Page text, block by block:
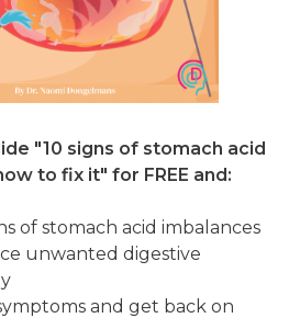
"10 signs of stomach acid
to fix it" for FREE and:
of stomach acid imbalances
unwanted digestive
and get back on